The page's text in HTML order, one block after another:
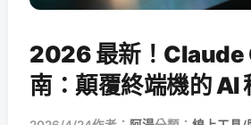
2026 最新！Claude
南：顛覆終端機的 AI